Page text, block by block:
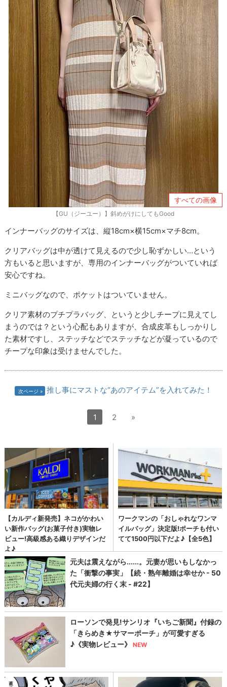
すべての画像
【GU（ジーユー）】斜めがけにしてもGood
インナーバッグのサイズは、縦18cm×横15cm×マチ8cm。
クリアバッグは中が透けて見えるので少し恥ずかしい…という
方もいると思いますが、専用のインナーバッグがついていれば
安心ですね。
ミニバッグなので、ポケットはついていません。
クリア素材のプチプラバッグ、というと少しチープに見えてし
まうのでは？という心配もありますが、合成皮革もしっかりし
た素材ですし、ステッチなどでステッチなどが凝っているので
チープな印象は受けませんでした。
次ページ 推し事にマストな“あのアイテム”を入れてみた！
1 2 »